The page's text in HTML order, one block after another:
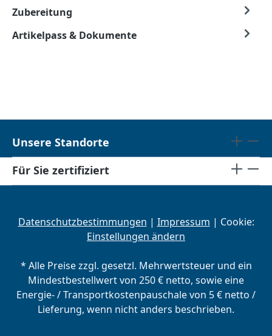
Zubereitung
Artikelpass & Dokumente
Unsere Standorte
Für Sie zertifiziert
Datenschutzbestimmungen | Impressum | Cookie:
Einstellungen ändern
* Alle Preise zzgl. gesetzl. Mehrwertsteuer und ein
Mindestbestellwert von 250 € netto, sowie eine
Energie- / Transportkostenpauschale von 5 € netto /
Lieferung, wenn nicht anders beschrieben.